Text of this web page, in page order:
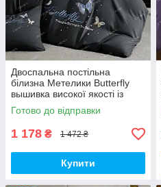
Двоспальна постільна
білизна Метелики Butterfly
вышивка високої якості із
сатину 180*220 см.
Готово до відправки
1 178 ₴ 1 472 ₴
Купити